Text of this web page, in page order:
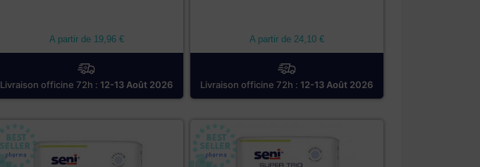
A partir de 19,96 €
Livraison officine 72h : 12-13 Août 2026
A partir de 24,10 €
Livraison officine 72h : 12-13 Août 2026